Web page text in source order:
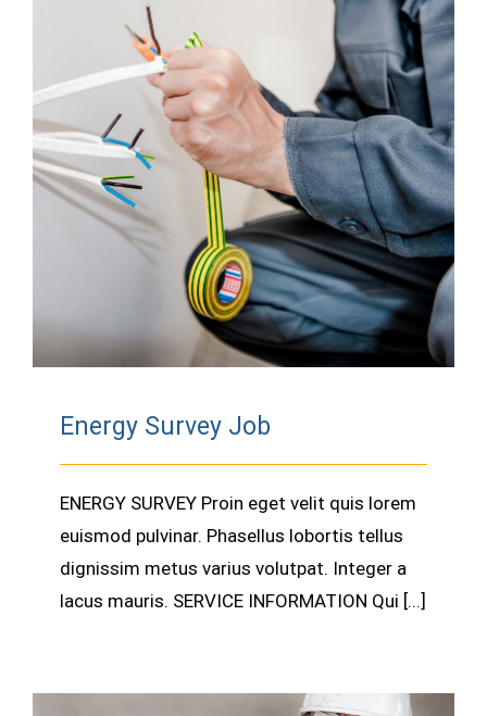
Energy Survey Job
Energy Survey Job
ENERGY SURVEY Proin eget velit quis lorem
euismod pulvinar. Phasellus lobortis tellus
dignissim metus varius volutpat. Integer a
lacus mauris. SERVICE INFORMATION Qui [...]